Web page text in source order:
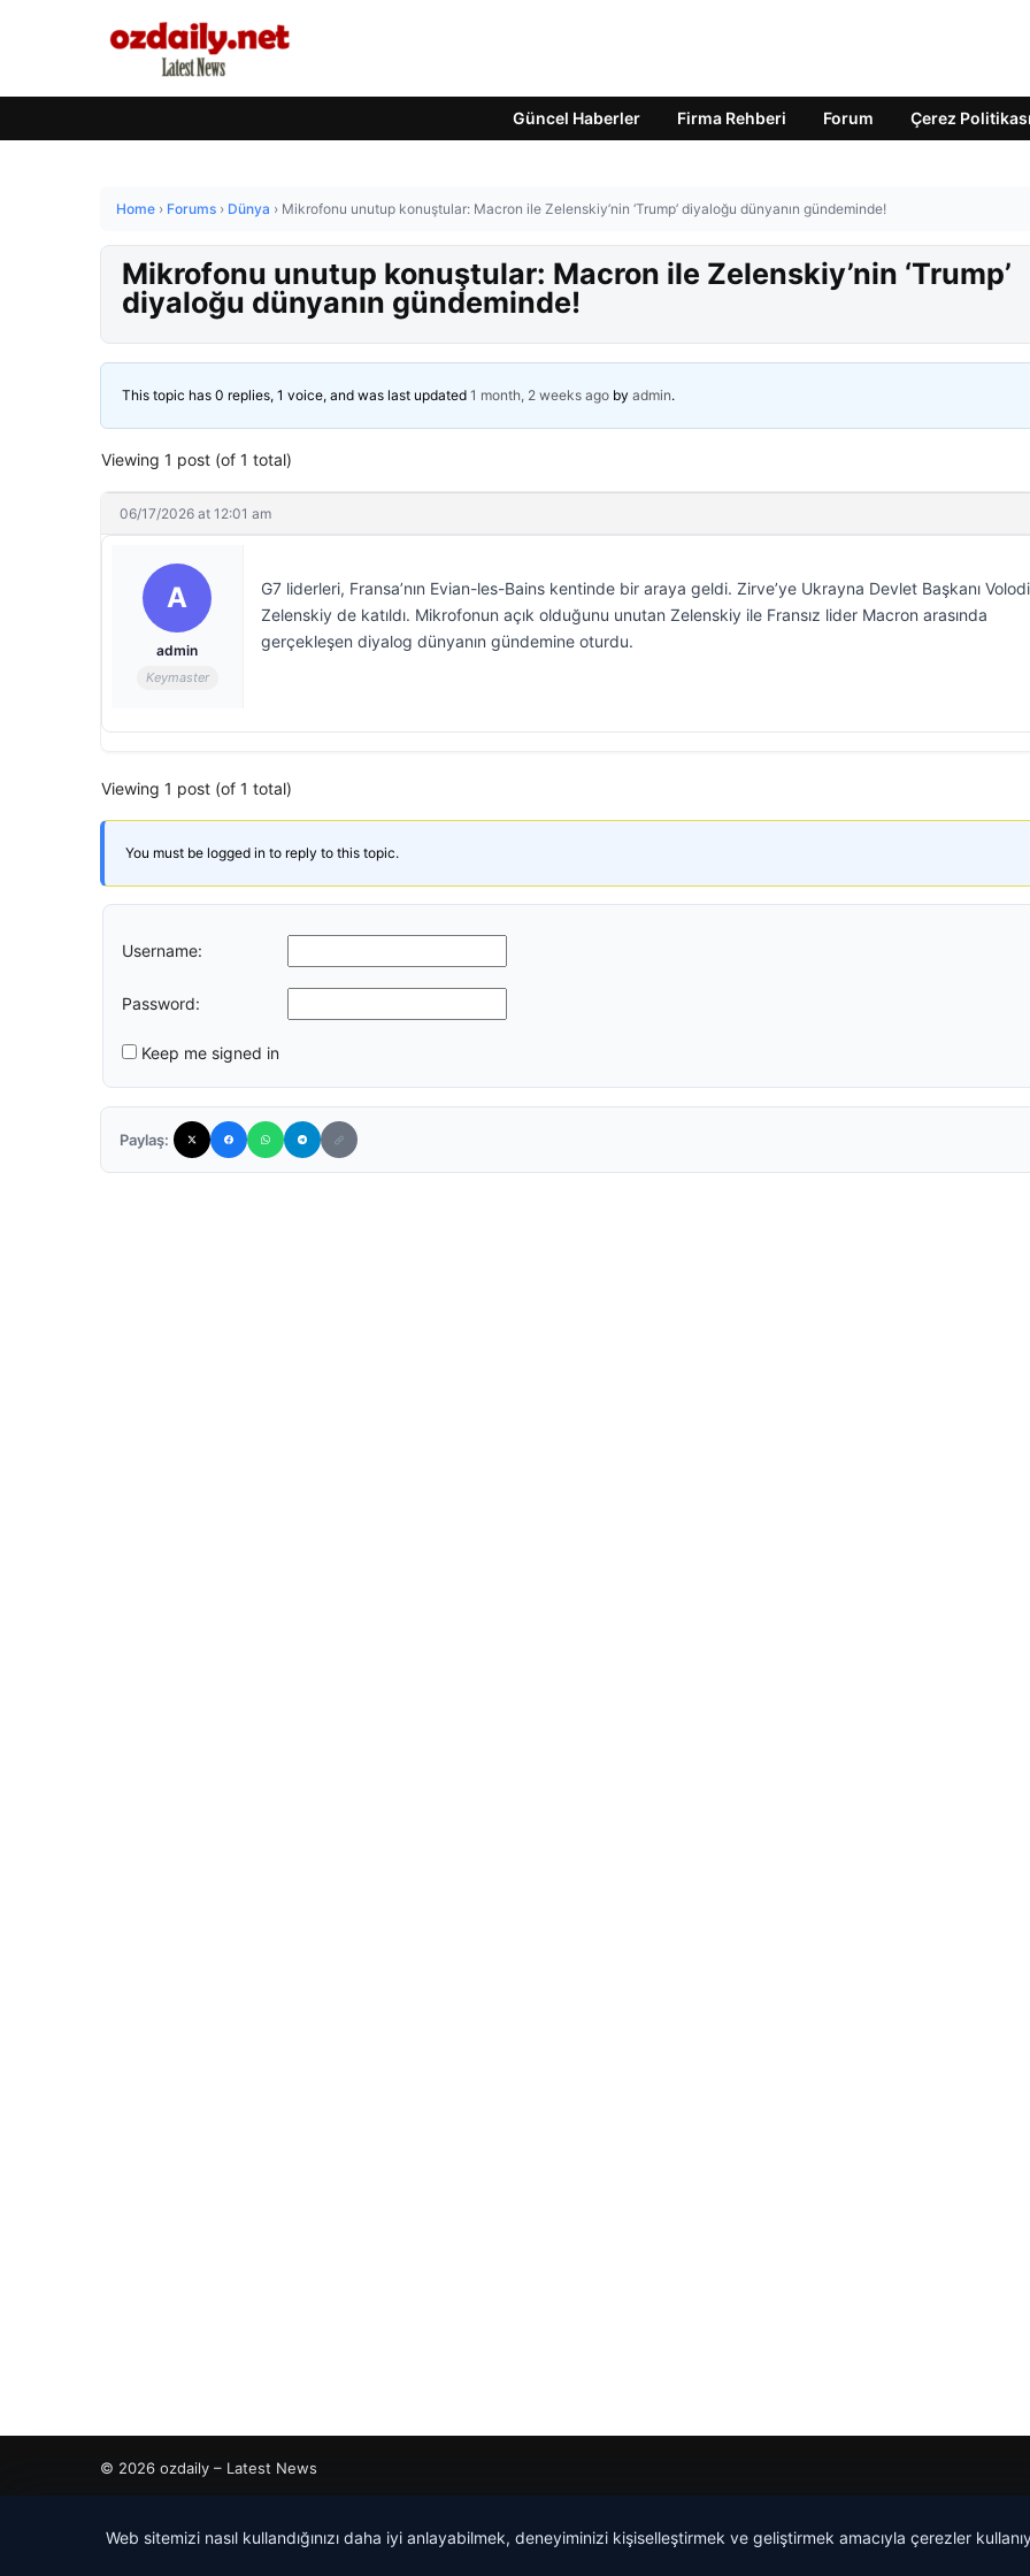
Güncel Haberler Firma Rehberi Forum Çerez Politikası
Home › Forums › Dünya › Mikrofonu unutup konuştular: Macron ile Zelenskiy’nin ‘Trump’ diyaloğu dünyanın gündeminde!
Mikrofonu unutup konuştular: Macron ile Zelenskiy’nin ‘Trump’
diyaloğu dünyanın gündeminde!
This topic has 0 replies, 1 voice, and was last updated 1 month, 2 weeks ago by admin.
Viewing 1 post (of 1 total)
06/17/2026 at 12:01 am
A
admin
Keymaster
G7 liderleri, Fransa’nın Evian-les-Bains kentinde bir araya geldi. Zirve’ye Ukrayna Devlet Başkanı
Zelenskiy de katıldı. Mikrofonun açık olduğunu unutan Zelenskiy ile Fransız lider Macron arasında
gerçekleşen diyalog dünyanın gündemine oturdu.
Viewing 1 post (of 1 total)
You must be logged in to reply to this topic.
Username:
Password:
Keep me signed in
Paylaş:
© 2026 ozdaily – Latest News
Web sitemizi nasıl kullandığınızı daha iyi anlayabilmek, deneyiminizi kişiselleştirmek ve geliştirmek amacıyla çerezler